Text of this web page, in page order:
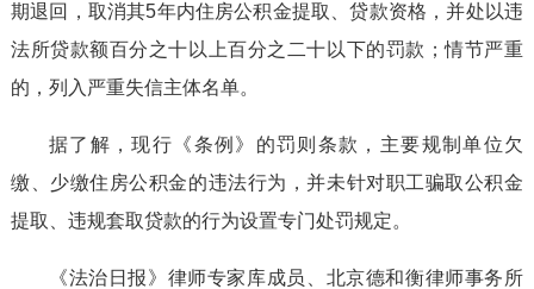
期退回，取消其5年内住房公积金提取、贷款资格，并处以违
法所贷款额百分之十以上百分之二十以下的罚款；情节严重
的，列入严重失信主体名单。
据了解，现行《条例》的罚则条款，主要规制单位欠
缴、少缴住房公积金的违法行为，并未针对职工骗取公积金
提取、违规套取贷款的行为设置专门处罚规定。
《法治日报》律师专家库成员、北京德和衡律师事务所